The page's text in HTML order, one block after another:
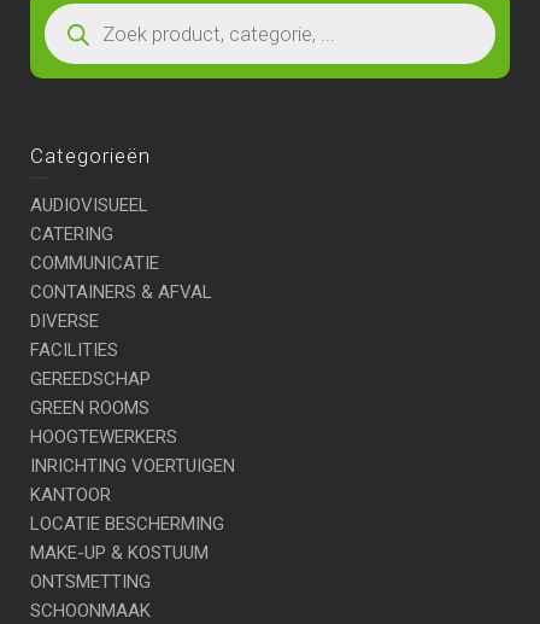
Categorieën
AUDIOVISUEEL
CATERING
COMMUNICATIE
CONTAINERS & AFVAL
DIVERSE
FACILITIES
GEREEDSCHAP
GREEN ROOMS
HOOGTEWERKERS
INRICHTING VOERTUIGEN
KANTOOR
LOCATIE BESCHERMING
MAKE-UP & KOSTUUM
ONTSMETTING
SCHOONMAAK